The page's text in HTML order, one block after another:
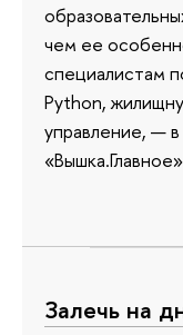
чем ее
специалистам
Python,
управление, —
Залечь на